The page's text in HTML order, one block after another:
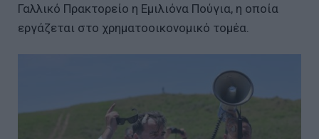
Γαλλικό Πρακτορείο η Εμιλιόνα Πούγια, η οποία
εργάζεται στο χρηματοοικονομικό τομέα.